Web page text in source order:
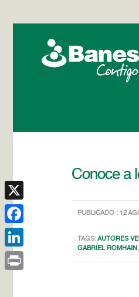
Conoce a
PUBLICADO : 12
TAGS:AUTORES
GABRIEL ROMHAIN
X
Facebook
LinkedIn